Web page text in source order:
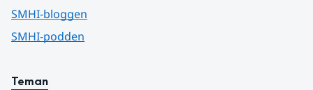
SMHI-bloggen
SMHI-podden
Teman